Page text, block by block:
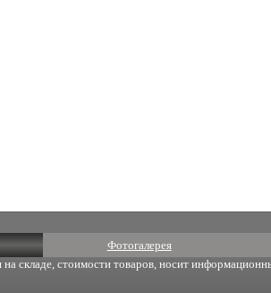
Фотогалерея
складе, стоимости товаров, носит